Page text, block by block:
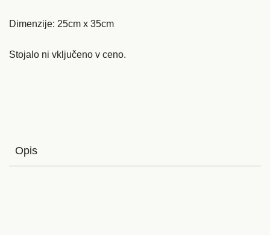
Dimenzije: 25cm x 35cm
Stojalo ni vključeno v ceno.
Opis